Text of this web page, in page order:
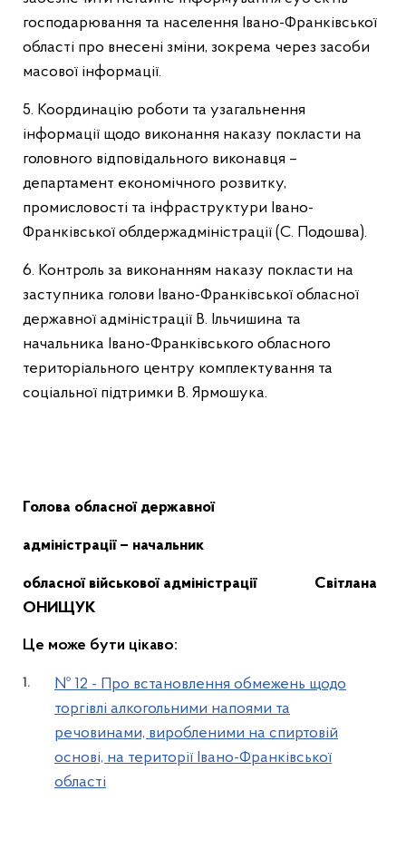
господарювання та населення Івано-Франківської
області про внесені зміни, зокрема через засоби
масової інформації.
5. Координацію роботи та узагальнення
інформації щодо виконання наказу покласти на
головного відповідального виконавця –
департамент економічного розвитку,
промисловості та інфраструктури Івано-
Франківської облдержадміністрації (С. Подошва).
6. Контроль за виконанням наказу покласти на
заступника голови Івано-Франківської обласної
державної адміністрації В. Ільчишина та
начальника Івано-Франківського обласного
територіального центру комплектування та
соціальної підтримки В. Ярмошука.
Голова обласної державної
адміністрації – начальник
обласної військової адміністрації Світлана
ОНИЩУК
Це може бути цікаво:
№ 12 - Про встановлення обмежень щодо
торгівлі алкогольними напоями та
речовинами, виробленими на спиртовій
основі, на території Івано-Франківської
області